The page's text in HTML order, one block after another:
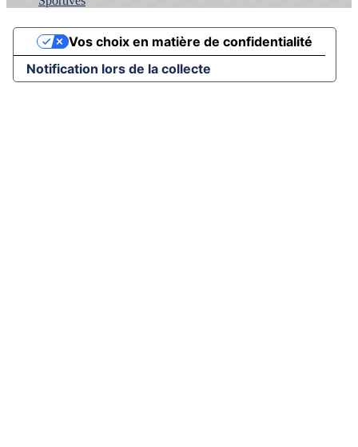
Notification lors de la collecte
Vos choix en matière de confidentialité